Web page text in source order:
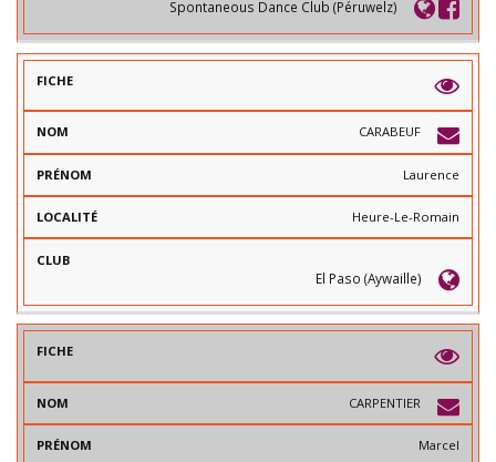
Spontaneous Dance Club (Péruwelz)
CARABEUF
Laurence
Heure-Le-Romain
El Paso (Aywaille)
CARPENTIER
Marcel